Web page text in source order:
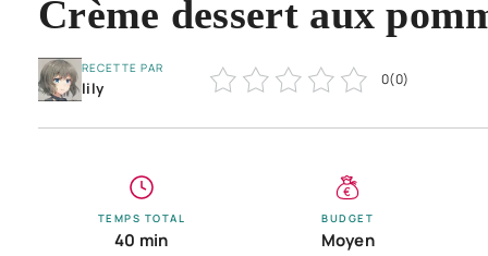
Crème dessert aux
RECETTE PAR
lily 0(0)
TEMPS TOTAL
40 min
BUDGET
Moyen